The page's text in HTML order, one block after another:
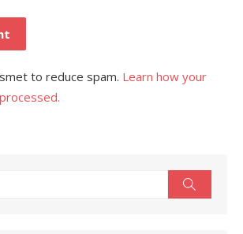
to reduce spam. Learn how your